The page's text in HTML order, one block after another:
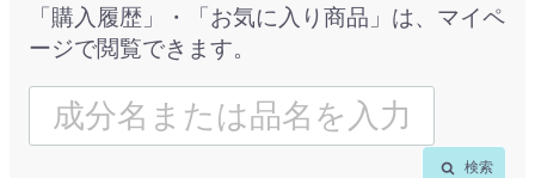
「購入履歴」・「お気に入り商品」は、マイペ
ージで閲覧できます。
検索